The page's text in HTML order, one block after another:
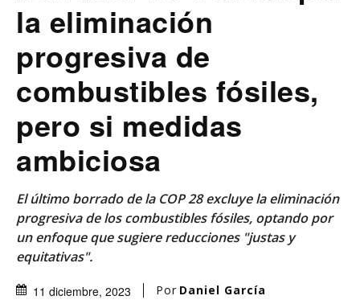
la eliminación
progresiva de
combustibles fósiles,
pero si medidas
ambiciosa
El último borrado de la COP 28 excluye la eliminación
progresiva de los combustibles fósiles, optando por
un enfoque que sugiere reducciones "justas y
equitativas".
11 diciembre, 2023 Por Daniel García